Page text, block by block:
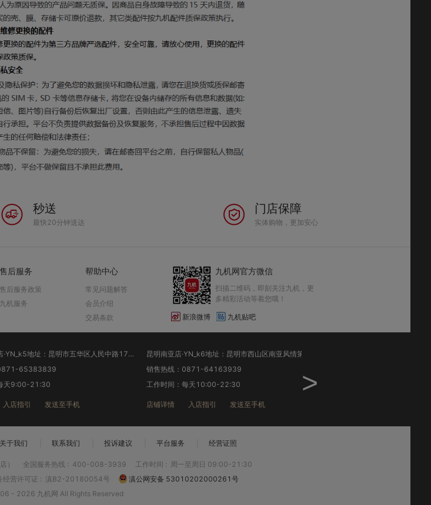
秒送
最快20分钟送达
门店保障
实体购物，更加安心
售后服务
售后服务政策
九机服务
帮助中心
常见问题解答
会员介绍
交易条款
九机网官方微信
扫描二维码，即刻关注九机，更
多精彩活动等着您哦！
新浪微博 九机贴吧
昆明小西门店·YN_k5地址：昆明市五华区人民中路175号小西门广场(桥香园旁)
65383839
天9:00-21:30
入店指引 发送至手机
销售热线：0871-64163939
工作时间：每天10:00-22:30
店铺详情 入店指引 发送至手机
>
关于我们 联系我们 投诉建议 平台服务 经营证照
） 全国服务热线 : 400-008-3939 工作时间 :
周一至周日 09:00-21:30
经营许可证 : 滇B2-20180054号
滇公网安备 53010202000261号
- 2026 九机网 All Rights Reserved